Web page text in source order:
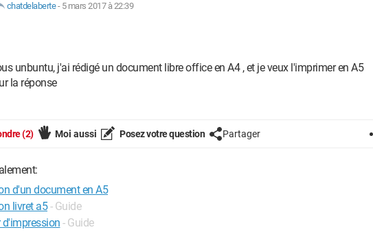
chatdelaberte- 5 mars 2017 à 22:39
unbuntu, j'ai rédigé un document libre office en A4 , et je veux l'imprimer en A5
la réponse
(2) Moi aussi Posez votre question Partager
d'un document en A5
livret a5 - Guide
- Guide